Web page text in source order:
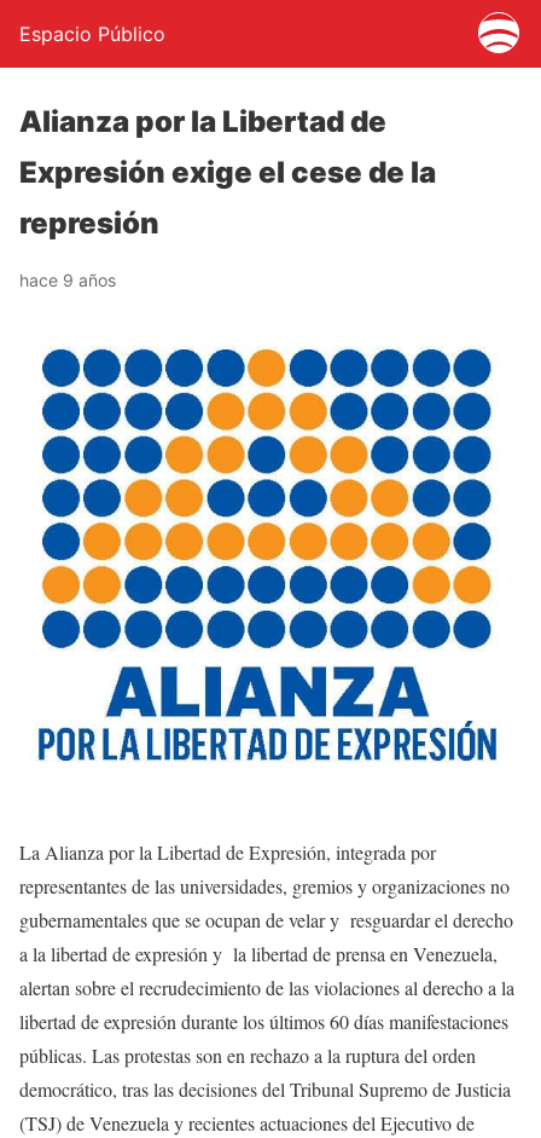
Espacio Público
Alianza por la Libertad de
Expresión exige el cese de la
represión
hace 9 años
La Alianza por la Libertad de Expresión, integrada por
representantes de las universidades, gremios y organizaciones no
gubernamentales que se ocupan de velar y resguardar el derecho
a la libertad de expresión y la libertad de prensa en Venezuela,
alertan sobre el recrudecimiento de las violaciones al derecho a la
libertad de expresión durante los últimos 60 días manifestaciones
públicas. Las protestas son en rechazo a la ruptura del orden
democrático, tras las decisiones del Tribunal Supremo de Justicia
(TSJ) de Venezuela y recientes actuaciones del Ejecutivo de